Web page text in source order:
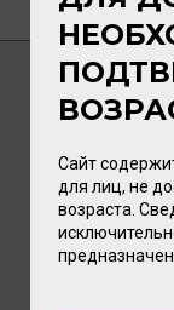
ГДЕ КУПИТЬ?
ВАМ
Сайт
для лиц, не
возраста.